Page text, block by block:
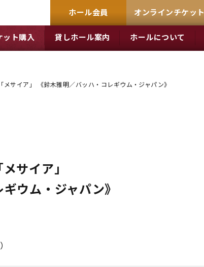
ホール会員 オンラインチケット
ット購入 貸しホール案内 ホールについて
メサイア」 《鈴木雅明／バッハ・コレギウム・ジャパン》
サイア」
ウム・ジャパン》